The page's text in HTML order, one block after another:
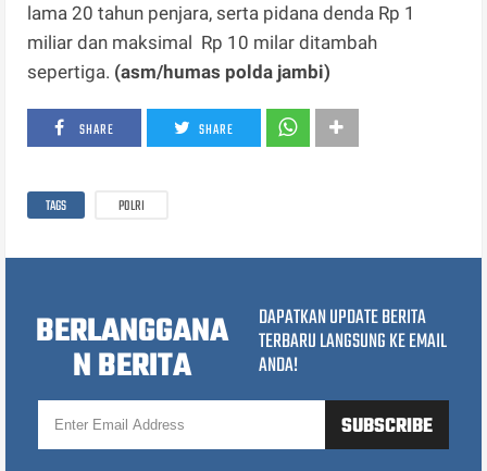
lama 20 tahun penjara, serta pidana denda Rp 1
miliar dan maksimal Rp 10 milar ditambah
sepertiga. (asm/humas polda jambi)
SHARE SHARE
TAGS POLRI
BERLANGGANA
N BERITA
DAPATKAN UPDATE BERITA
TERBARU LANGSUNG KE EMAIL
ANDA!